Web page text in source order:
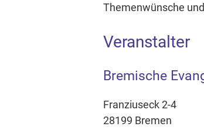
Themenwünsche
Veranstalter
Bremische
Franziuseck 2-4
28199 Bremen